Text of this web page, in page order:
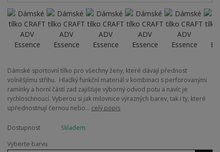
Dámské sportovní tílko pro všechny ženy, které dávají přednost
volněšjímu střihu. Hladký funkční materiál v kombinaci s perforovanými
ramínky a horní částí zad zajišťuje výborný odvod potu a navíc je
rychloschnoucí. Vyberou si jak milovnice výrazných barev, tak i ty, které
upřednostnují černou nebo... celý popis
Dostupnost
Skladem
Vyberte barvu